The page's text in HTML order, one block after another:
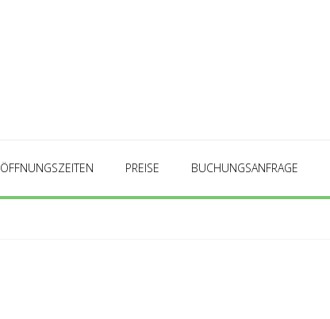
ÖFFNUNGSZEITEN PREISE BUCHUNGSANFRAGE